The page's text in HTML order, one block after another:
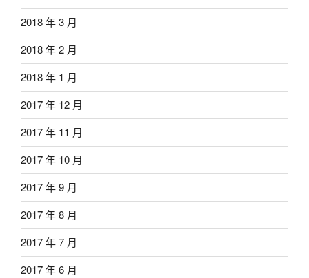
2018 年 3 月
2018 年 2 月
2018 年 1 月
2017 年 12 月
2017 年 11 月
2017 年 10 月
2017 年 9 月
2017 年 8 月
2017 年 7 月
2017 年 6 月